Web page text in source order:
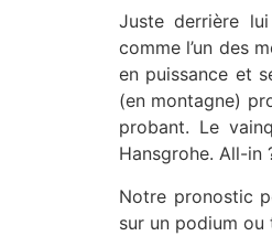
Juste derrière
comme l’un des
en puissance et
(en montagne)
probant. Le
Hansgrohe. All-in
Notre pronostic
sur un podium